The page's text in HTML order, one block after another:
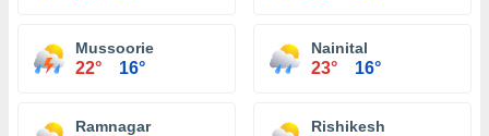
Mussoorie
22° 16°
Nainital
23° 16°
Ramnagar Rishikesh